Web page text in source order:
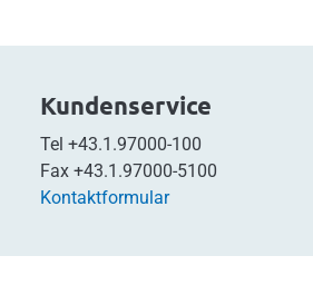
Kundenservice
Tel +43.1.97000-100
Fax +43.1.97000-5100
Kontaktformular